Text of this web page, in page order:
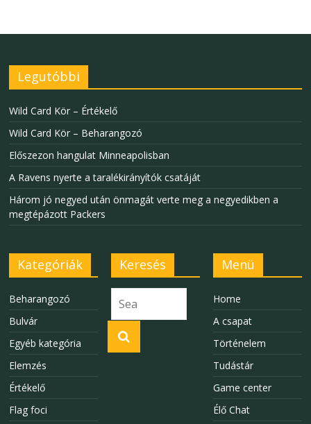
Legutóbbi
Wild Card Kör – Értékelő
Wild Card Kör – Beharangozó
Előszezon hangulat Minneapolisban
A Ravens nyerte a taralékirányítók csatáját
Három jó negyed után önmagát verte meg a negyedikben a
megtépázott Packers
Kategóriák
Beharangozó
Bulvár
Egyéb kategória
Elemzés
Értékelő
Flag foci
Keresés Menü
Home
A csapat
Történelem
Tudástár
Game center
Élő Chat